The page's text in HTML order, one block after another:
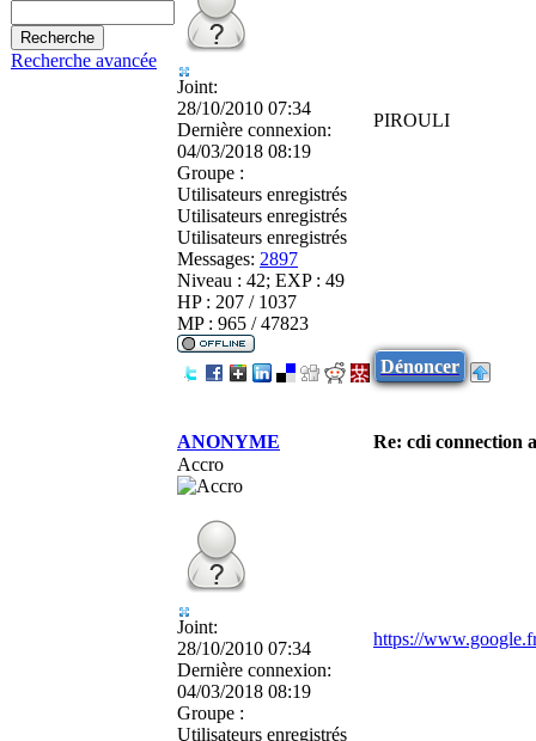
Recherche avancée
Joint:
28/10/2010 07:34
Dernière connexion:
04/03/2018 08:19
Groupe :
Utilisateurs enregistrés
Utilisateurs enregistrés
Utilisateurs enregistrés
Messages: 2897
Niveau : 42; EXP : 49
HP : 207 / 1037
MP : 965 / 47823
PIROULI
Dénoncer
ANONYME
Re: cdi connection
Accro
Joint:
28/10/2010 07:34
Dernière connexion:
04/03/2018 08:19
Groupe :
Utilisateurs enregistrés
https://